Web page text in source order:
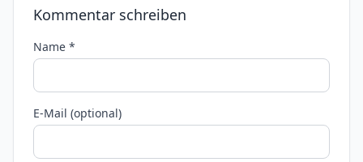
Kommentar schreiben
Name *
E-Mail (optional)